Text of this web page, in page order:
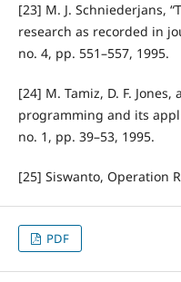
[23] M. J. Schniederjans,
research as recorded in
no. 4, pp. 551–557, 1995.
[24] M. Tamiz, D. F.
programming and its
no. 1, pp. 39–53, 1995.
[25] Siswanto, Operation
PDF